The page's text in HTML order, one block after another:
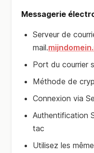
Messagerie
Serveur de
mail.
Port du courrier
Méthode de
Connexion via
Authentification
tac
Utilisez les